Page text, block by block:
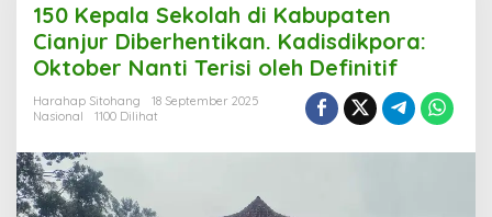
0
K
e
p
a
S
150 Kepala Sekolah di Kabupaten
Cianjur Diberhentikan. Kadisdikpora:
Oktober Nanti Terisi oleh Definitif
Harahap Sitohang
18 September 2025
Nasional
1100 Dilihat